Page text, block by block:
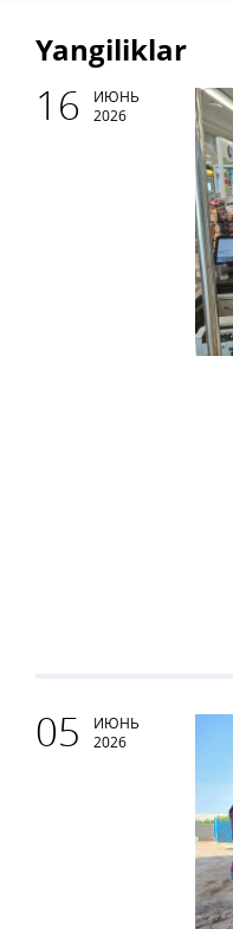
Yangiliklar
16
ИЮНЬ
2026
05
ИЮНЬ
2026